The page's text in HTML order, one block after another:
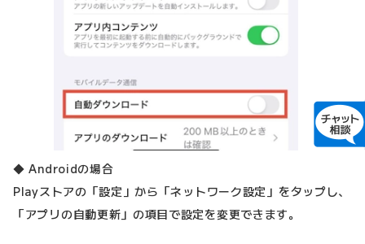
◆ Androidの場合
Playストアの「設定」から「ネットワーク設定」をタップし、
「アプリの自動更新」の項目で設定を変更できます。